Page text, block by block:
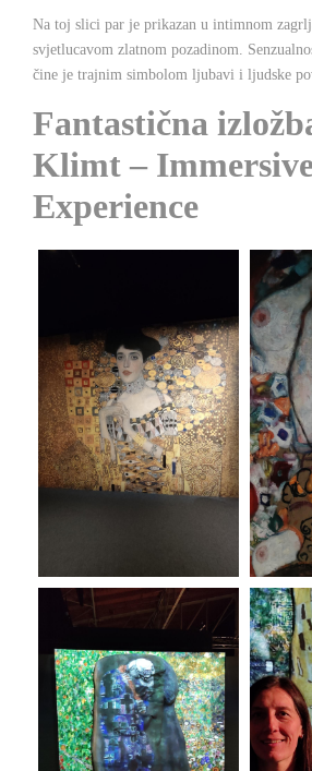
Na toj slici par je prikazan u intimnom
svjetlucavom zlatnom pozadinom.
čine je trajnim simbolom ljubavi i ljudske
Fantastična
Klimt –
Experience